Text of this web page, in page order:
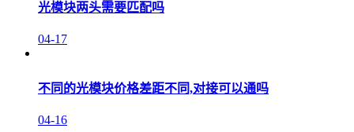
光模块两头需要匹配吗
04-17
不同的光模块价格差距不同,对接可以通吗
04-16